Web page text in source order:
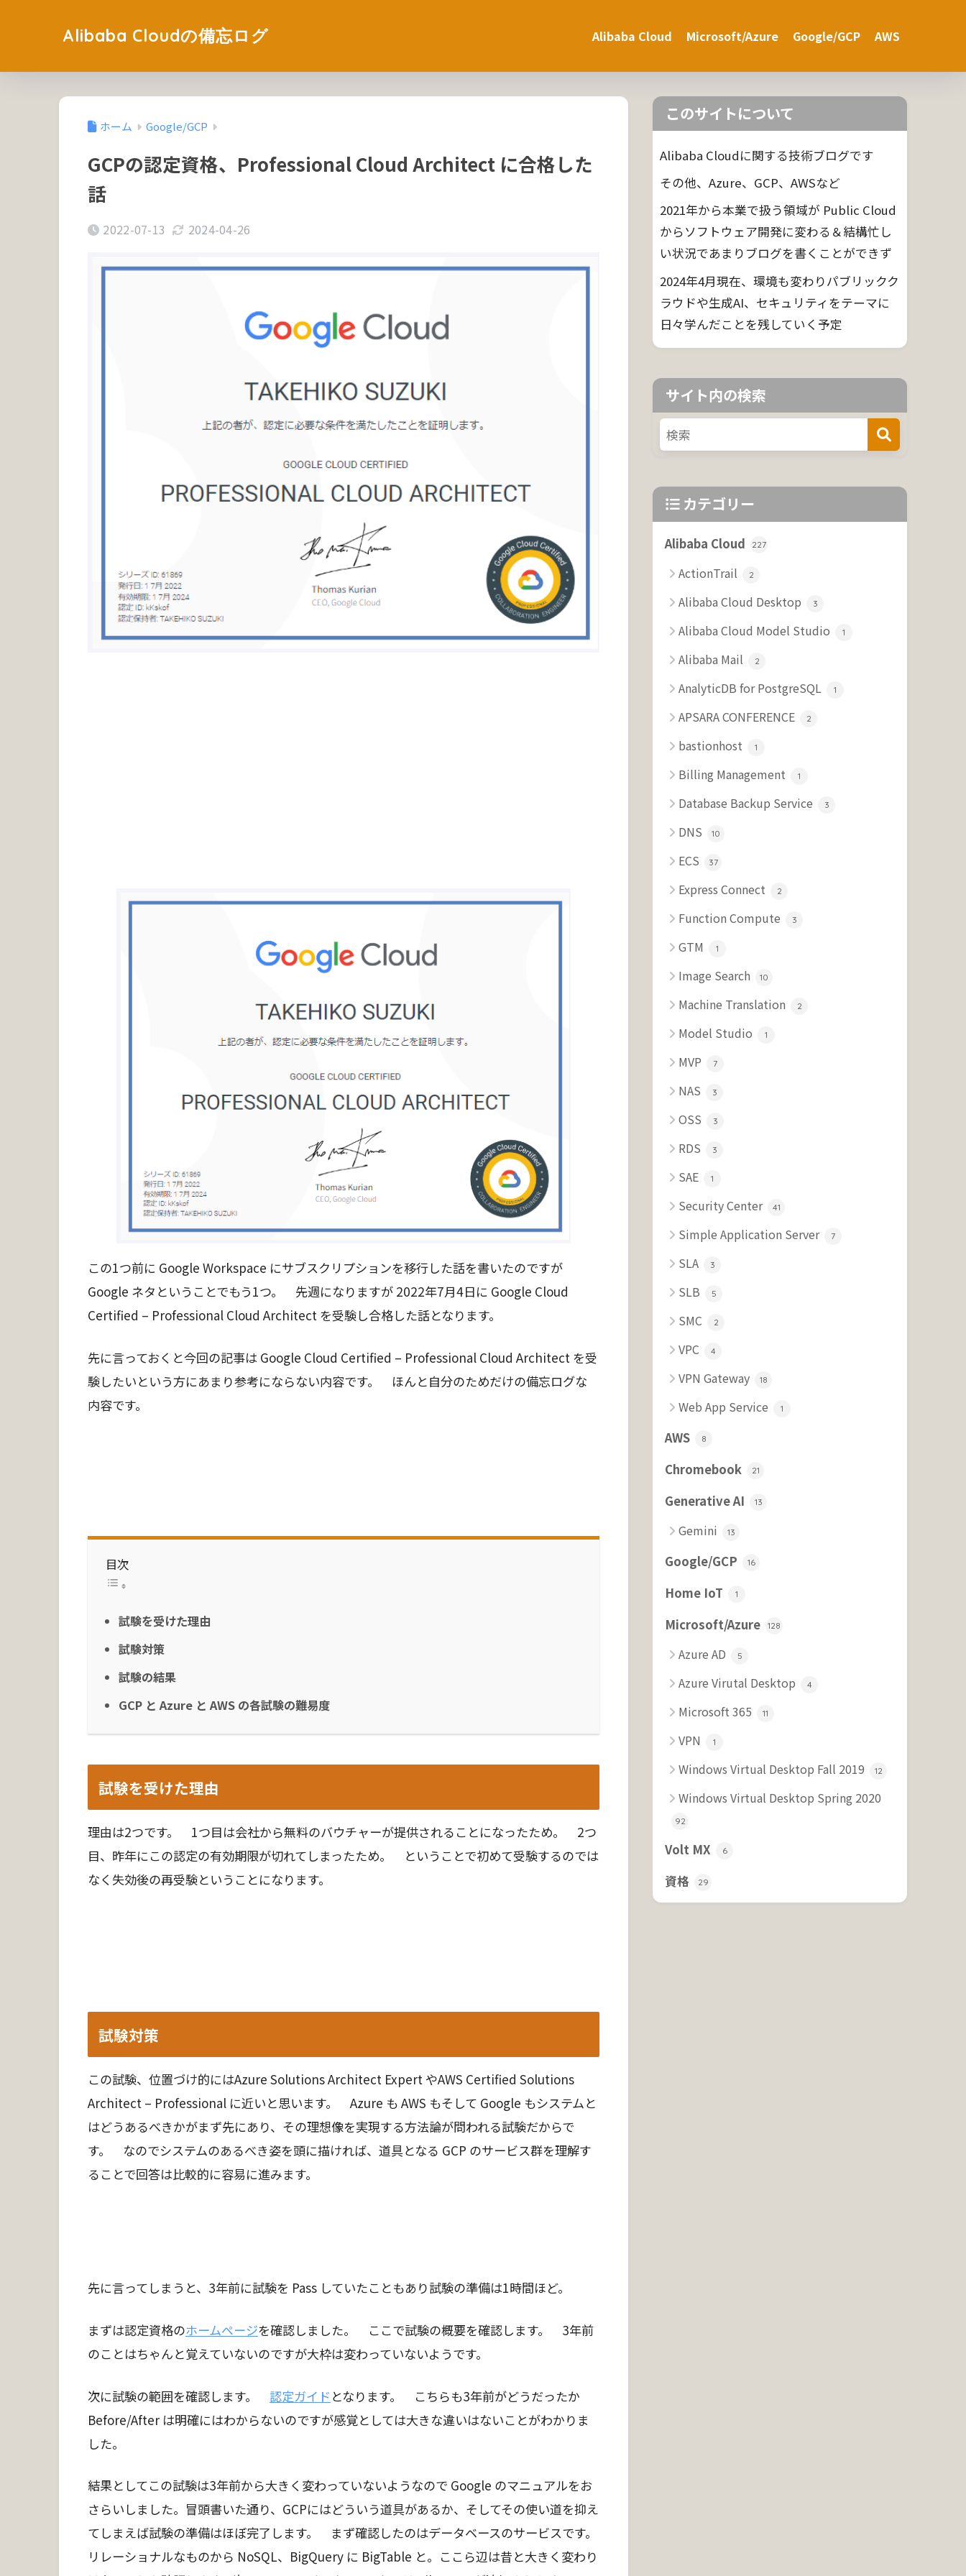
Alibaba Cloudの備忘ログ Alibaba Cloud Microsoft/Azure Google/GCP AWS
ホーム Google/GCP
GCPの認定資格、Professional Cloud Architect に合格した
話
2022-07-13 2024-04-26
この1つ前に Google Workspace にサブスクリプションを移行した話を書いたのですが
Google ネタということでもう1つ。 先週になりますが 2022年7月4日に Google Cloud
Certified – Professional Cloud Architect を受験し合格した話となります。
先に言っておくと今回の記事は Google Cloud Certified – Professional Cloud Architect を受
験したいという方にあまり参考にならない内容です。 ほんと自分のためだけの備忘ログな
内容です。
目次
試験を受けた理由
試験対策
試験の結果
GCP と Azure と AWS の各試験の難易度
試験を受けた理由
理由は2つです。 1つ目は会社から無料のバウチャーが提供されることになったため。 2つ
目、昨年にこの認定の有効期限が切れてしまったため。 ということで初めて受験するのでは
なく失効後の再受験ということになります。
試験対策
この試験、位置づけ的にはAzure Solutions Architect Expert やAWS Certified Solutions
Architect – Professional に近いと思います。 Azure も AWS もそして Google もシステムと
はどうあるべきかがまず先にあり、その理想像を実現する方法論が問われる試験だからで
す。 なのでシステムのあるべき姿を頭に描ければ、道具となる GCP のサービス群を理解す
ることで回答は比較的に容易に進みます。
先に言ってしまうと、3年前に試験を Pass していたこともあり試験の準備は1時間ほど。
まずは認定資格のホームページを確認しました。 ここで試験の概要を確認します。 3年前
のことはちゃんと覚えていないのですが大枠は変わっていないようです。
次に試験の範囲を確認します。 認定ガイド となります。 こちらも3年前がどうだったか
Before/After は明確にはわからないのですが感覚としては大きな違いはないことがわかりま
した。
結果としてこの試験は3年前から大きく変わっていないようなので Google のマニュアルをお
さらいしました。冒頭書いた通り、GCPにはどういう道具があるか、そしてその使い道を抑え
てしまえば試験の準備はほぼ完了します。 まず確認したのはデータベースのサービスです。
リレーショナルなものから NoSQL、BigQuery に BigTable と。ここら辺は昔と大きく変わり
このサイトについて
Alibaba Cloudに関する技術ブログです
その他、Azure、GCP、AWSなど
2021年から本業で扱う領域が Public Cloud
からソフトウェア開発に変わる＆結構忙し
い状況であまりブログを書くことができず
2024年4月現在、環境も変わりパブリックク
ラウドや生成AI、セキュリティをテーマに
日々学んだことを残していく予定
サイト内の検索
カテゴリー
Alibaba Cloud 227
ActionTrail 2
Alibaba Cloud Desktop 3
Alibaba Cloud Model Studio 1
Alibaba Mail 2
AnalyticDB for PostgreSQL 1
APSARA CONFERENCE 2
bastionhost 1
Billing Management 1
Database Backup Service 3
DNS 10
ECS 37
Express Connect 2
Function Compute 3
GTM 1
Image Search 10
Machine Translation 2
Model Studio 1
MVP 7
NAS 3
OSS 3
RDS 3
SAE 1
Security Center 41
Simple Application Server 7
SLA 3
SLB 5
SMC 2
VPC 4
VPN Gateway 18
Web App Service 1
AWS 8
Chromebook 21
Generative AI 13
Gemini 13
Google/GCP 16
Home IoT 1
Microsoft/Azure 128
Azure AD 5
Azure Virutal Desktop 4
Microsoft 365 11
VPN 1
Windows Virtual Desktop Fall 2019 12
Windows Virtual Desktop Spring 2020
92
Volt MX 6
資格 29